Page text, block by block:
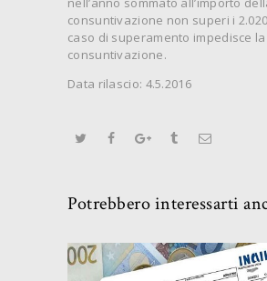
consuntivazione non superi i
caso di superamento impedisce la
consuntivazione.
Data rilascio: 4.5.2016
Potrebbero interessarti